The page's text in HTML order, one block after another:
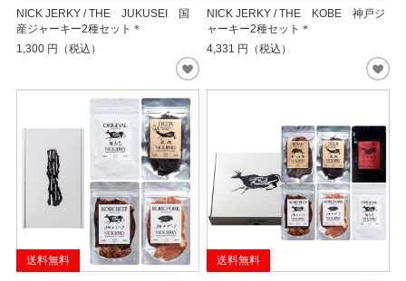
NICK JERKY / THE JUKUSEI 国
産ジャーキー2種セット＊
1,300 円（税込）
NICK JERKY / THE KOBE 神戸ジ
ャーキー2種セット＊
4,331 円（税込）
送料無料 送料無料